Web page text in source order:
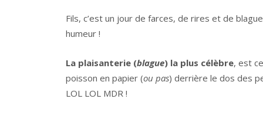
Fils, c’est un jour de farces, de rires et de
humeur !
La plaisanterie (blague) la plus célèbre, est
poisson en papier (ou pas) derrière le dos des
LOL LOL MDR !